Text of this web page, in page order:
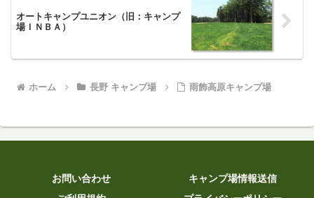
オートキャンプユニオン（旧：キャンプ
場ＩＮＢＡ）
ホーム 長野 キャンプ場 雨飾高原キャンプ場
お問い合わせ
キャンプ場情報送信